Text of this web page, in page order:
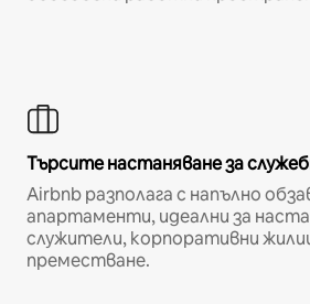
Търсите настаняване за
Airbnb разполага с напълно
апартаменти, идеални за
служители, корпоративни
преместване.